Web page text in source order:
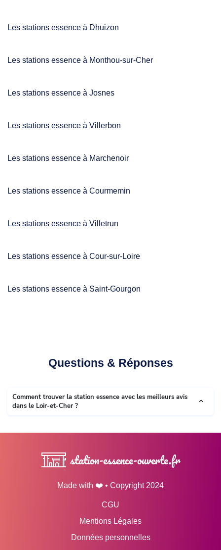
Les stations essence à Dhuizon
Les stations essence à Monthou-sur-Cher
Les stations essence à Josnes
Les stations essence à Villerbon
Les stations essence à Marchenoir
Les stations essence à Courmemin
Les stations essence à Villetrun
Les stations essence à Cour-sur-Loire
Les stations essence à Saint-Gourgon
Questions & Réponses
Comment trouver la station essence avec les meilleurs avis
dans le Loir-et-Cher ?
station-essence-ouverte.fr
Made with ❤️ • Copyright 2024
CGU
Mentions Légales
Données personnelles